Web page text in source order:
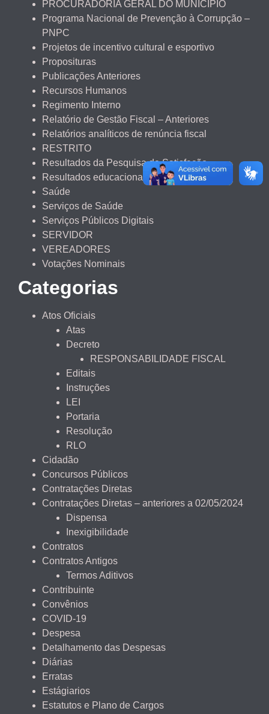
PROCURADORIA GERAL DO MUNICÍPIO
Programa Nacional de Prevenção à Corrupção –
PNPC
Projetos de incentivo cultural e esportivo
Proposituras
Publicações Anteriores
Recursos Humanos
Regimento Interno
Relatório de Gestão Fiscal – Anteriores
Relatórios analíticos de renúncia fiscal
RESTRITO
Resultados da Pesquisa de Satisfação
Resultados educacionais
Saúde
Serviços de Saúde
Serviços Públicos Digitais
SERVIDOR
VEREADORES
Votações Nominais
Categorias
Atos Oficiais
Atas
Decreto
RESPONSABILIDADE FISCAL
Editais
Instruções
LEI
Portaria
Resolução
RLO
Cidadão
Concursos Públicos
Contratações Diretas
Contratações Diretas – anteriores a 02/05/2024
Dispensa
Inexigibilidade
Contratos
Contratos Antigos
Termos Aditivos
Contribuinte
Convênios
COVID-19
Despesa
Detalhamento das Despesas
Diárias
Erratas
Estágiarios
Estatutos e Plano de Cargos